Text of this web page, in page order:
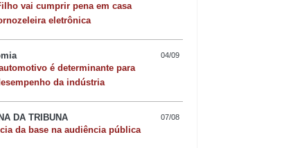
o vereador Recife (MDB). Na
uma possível aliança com o
Quer sofisticar o
risoto de camarão
vai cumprir pena em casa
eletrônica
04/09
é determinante para
da indústria
DA TRIBUNA 07/08
da base na audiência pública